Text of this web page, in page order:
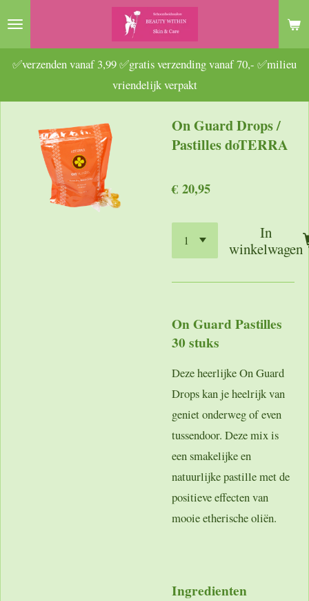
Ga
naar
hoofdinhoud
✅verzenden vanaf 3,99 ✅gratis verzending vanaf 70,- ✅milieu
vriendelijk verpakt
On Guard Drops /
Pastilles doTERRA
€ 20,95
In
winkelwagen
On Guard Pastilles
30 stuks
Deze heerlijke On Guard
Drops kan je heelrijk van
geniet onderweg of even
tussendoor. Deze mix is
een smakelijke en
natuurlijke pastille met de
positieve effecten van
mooie etherische oliën.
Ingredienten